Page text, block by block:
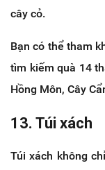
cây cỏ.
Bạn có thể tham
tìm kiếm quà 14
Hồng Môn, Cây
13. Túi xách
Túi xách không